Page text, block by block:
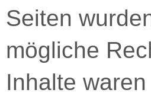
Seiten
mögliche
Inhalte